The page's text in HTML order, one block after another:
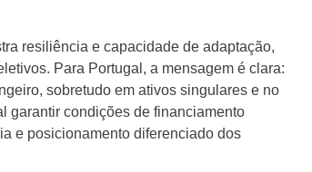
resiliência e capacidade de adaptação,
Para Portugal, a mensagem é clara:
sobretudo em ativos singulares e no
garantir condições de financiamento
e posicionamento diferenciado dos